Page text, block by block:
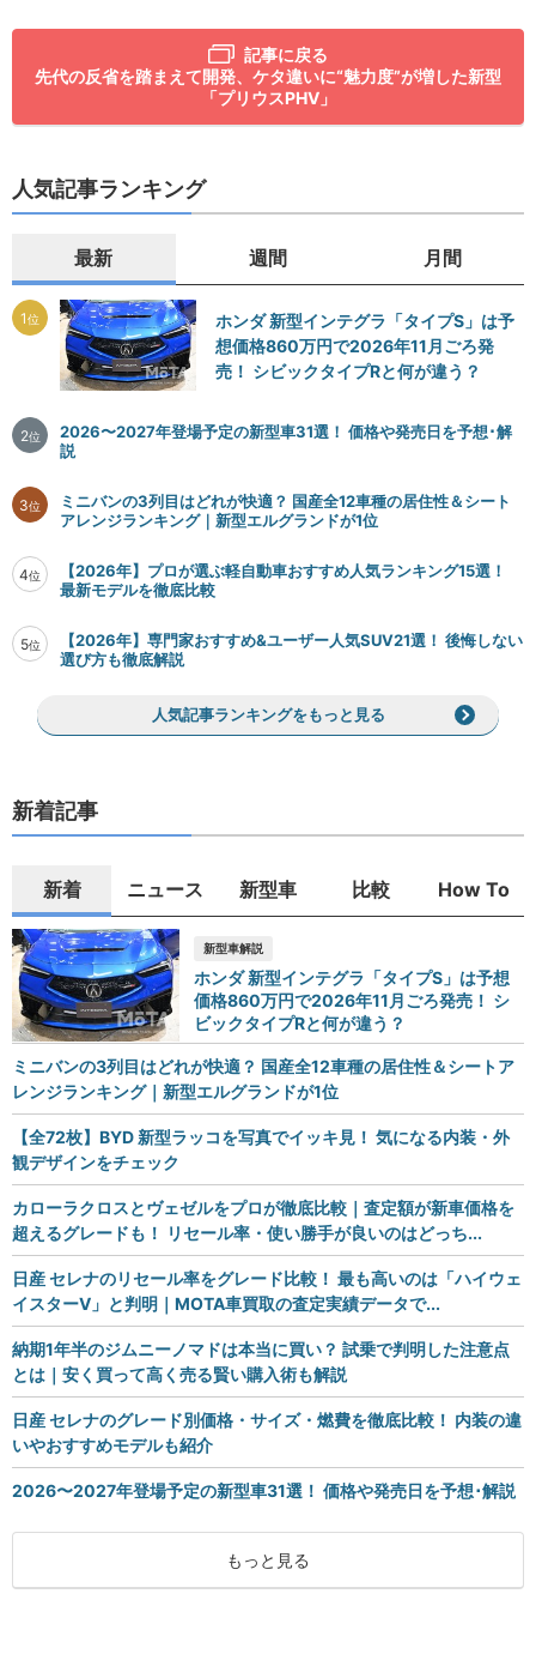
記事に戻る
先代の反省を踏まえて開発、ケタ違いに“魅力度”が増した新型
「プリウスPHV」
人気記事ランキング
最新 週間 月間
1位
ホンダ 新型インテグラ「タイプS」は予
想価格860万円で2026年11月ごろ発
売！ シビックタイプRと何が違う？
2位
2026〜2027年登場予定の新型車31選！ 価格や発売日を予想･解
説
3位
ミニバンの3列目はどれが快適？ 国産全12車種の居住性＆シート
アレンジランキング｜新型エルグランドが1位
4位
【2026年】プロが選ぶ軽自動車おすすめ人気ランキング15選！
最新モデルを徹底比較
5位
【2026年】専門家おすすめ&ユーザー人気SUV21選！ 後悔しない
選び方も徹底解説
人気記事ランキングをもっと見る
新着記事
新着 ニュース 新型車 比較 How To
新型車解説
ホンダ 新型インテグラ「タイプS」は予想
価格860万円で2026年11月ごろ発売！ シ
ビックタイプRと何が違う？
ミニバンの3列目はどれが快適？ 国産全12車種の居住性＆シートア
レンジランキング｜新型エルグランドが1位
【全72枚】BYD 新型ラッコを写真でイッキ見！ 気になる内装・外
観デザインをチェック
カローラクロスとヴェゼルをプロが徹底比較｜査定額が新車価格を
超えるグレードも！ リセール率・使い勝手が良いのはどっち...
日産 セレナのリセール率をグレード比較！ 最も高いのは「ハイウェ
イスターV」と判明｜MOTA車買取の査定実績データで...
納期1年半のジムニーノマドは本当に買い？ 試乗で判明した注意点
とは｜安く買って高く売る賢い購入術も解説
日産 セレナのグレード別価格・サイズ・燃費を徹底比較！ 内装の違
いやおすすめモデルも紹介
2026〜2027年登場予定の新型車31選！ 価格や発売日を予想･解説
もっと見る